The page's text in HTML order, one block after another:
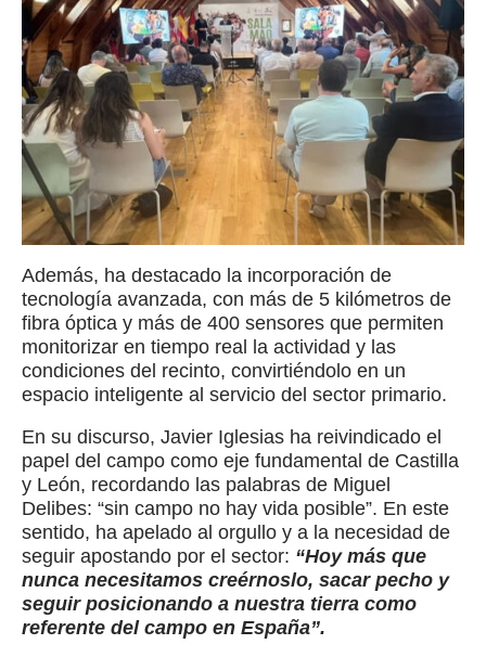
Además, ha destacado la incorporación de
tecnología avanzada, con más de 5 kilómetros de
fibra óptica y más de 400 sensores que permiten
monitorizar en tiempo real la actividad y las
condiciones del recinto, convirtiéndolo en un
espacio inteligente al servicio del sector primario.
En su discurso, Javier Iglesias ha reivindicado el
papel del campo como eje fundamental de Castilla
y León, recordando las palabras de Miguel
Delibes: “sin campo no hay vida posible”. En este
sentido, ha apelado al orgullo y a la necesidad de
seguir apostando por el sector: “Hoy más que
nunca necesitamos creérnoslo, sacar pecho y
seguir posicionando a nuestra tierra como
referente del campo en España”.